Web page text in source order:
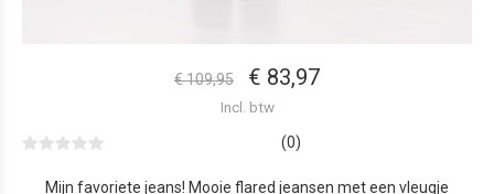
€ 109,95 € 83,97
Incl. btw
(0)
Mijn favoriete jeans! Mooie flared jeansen met een vleugje